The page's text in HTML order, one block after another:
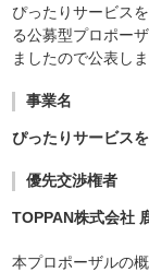
ぴったりサービス
る公募型プロポー
ましたので公表しま
事業名
ぴったりサービス
優先交渉権者
TOPPAN株式会社
本プロポーザルの